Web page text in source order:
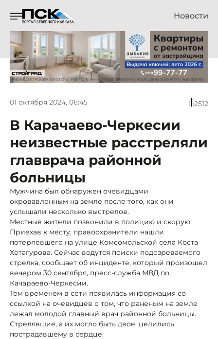
Новости
01 октября 2024, 06:45 2512
В Карачаево-Черкесии
неизвестные расстреляли
главврача районной
больницы
Мужчина был обнаружен очевидцами
окровавленным на земле после того, как они
услышали несколько выстрелов.
Местные жители позвонили в полицию и скорую.
Приехав к месту, правоохранители нашли
потерпевшего на улице Комсомольской села Коста
Хетагурова. Сейчас ведутся поиски подозреваемого
стрелка, сообщает об инциденте, который произошел
вечером 30 сентября, пресс-служба МВД по
Качараево-Черкесии.
Тем временем в сети появилась информация со
ссылкой на очевидцев о том, что раненым на земле
лежал молодой главный врач районной больницы.
Стрелявшие, а их могло быть двое, целились
пострадавшему в сердце.